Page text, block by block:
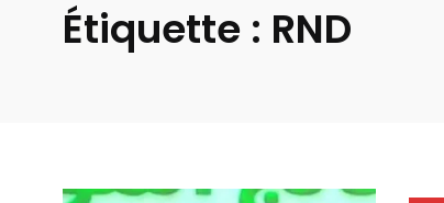
Étiquette : RND